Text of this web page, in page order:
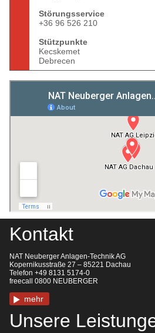
Störungsservice
+36 96 526 210
Stützpunkte
Kecskemet
Debrecen
Kontakt
NAT Neuberger Anlagen-Technik AG
Kopernikusstraße 27 – 85221 Dachau
Telefon +49 8131 5174-0
freecall 0800 NEUBERGER
mehr
Unsere